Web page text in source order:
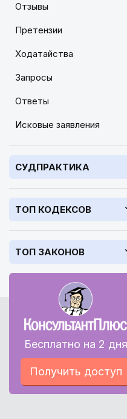
Отзывы
Претензии
Ходатайства
Запросы
Ответы
Исковые заявления
СУДПРАКТИКА
ТОП КОДЕКСОВ
ТОП ЗАКОНОВ
Бесплатно на 2 дня
Получить доступ
Перед